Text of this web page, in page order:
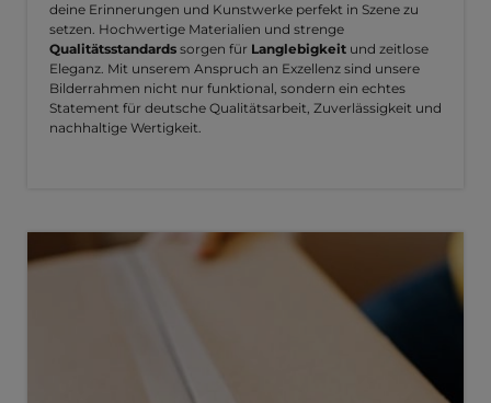
deine Erinnerungen und Kunstwerke perfekt in Szene zu
setzen. Hochwertige Materialien und strenge
Qualitätsstandards sorgen für Langlebigkeit und zeitlose
Eleganz. Mit unserem Anspruch an Exzellenz sind unsere
Bilderrahmen nicht nur funktional, sondern ein echtes
Statement für deutsche Qualitätsarbeit, Zuverlässigkeit und
nachhaltige Wertigkeit.